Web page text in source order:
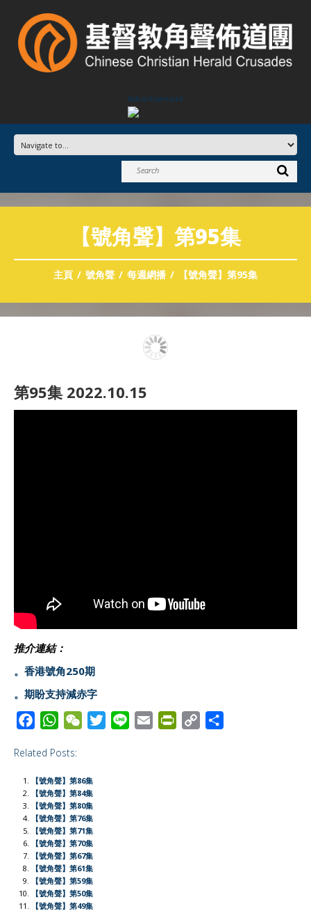
Advertisement
【號角聲】第95集
主頁 號角聲 每週網播 【號角聲】第95集
第95集 2022.10.15
推介連結：
。香港號角250期
。期盼支持減赤字
c
e
b
o
o
k
W
a
t
s
A
p
p
W
h
a
t
Related Posts:
【號角聲】第86集
【號角聲】第84集
【號角聲】第80集
【號角聲】第76集
【號角聲】第71集
【號角聲】第70集
【號角聲】第67集
【號角聲】第61集
【號角聲】第59集
【號角聲】第50集
【號角聲】第49集